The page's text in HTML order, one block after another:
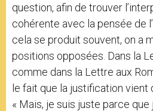
question, afin de trouver
cohérente avec la pensée de
cela se produit souvent, on a
positions opposées. Dans la
comme dans la Lettre aux
le fait que la justification vient
« Mais, je suis juste parce que